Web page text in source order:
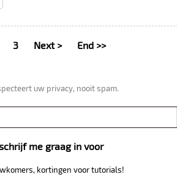
3 Next > End >>
uw privacy, nooit spam.
me graag in voor
kortingen voor tutorials!